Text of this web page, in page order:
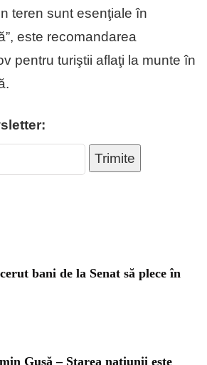
teren sunt esenţiale în
este recomandarea
pentru turiştii aflaţi la munte în
Trimite
bani de la Senat să plece în
Gușă – Starea națiunii este